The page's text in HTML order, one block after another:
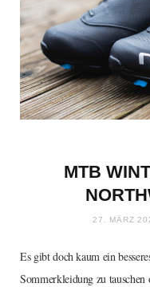
MTB
27. MÄRZ
Es gibt doch kaum ein
Sommerkleidung zu